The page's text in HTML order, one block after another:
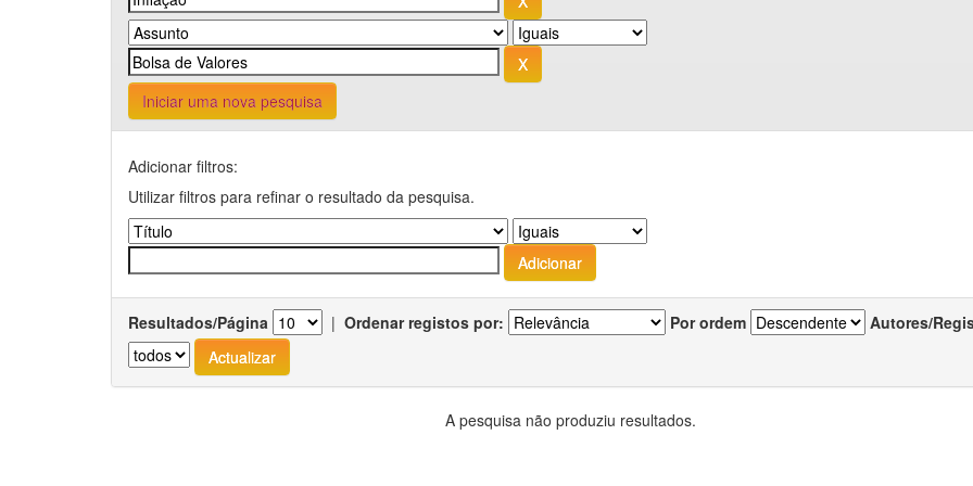
Iniciar uma nova pesquisa
Adicionar filtros:
Utilizar filtros para refinar o resultado da pesquisa.
Resultados/Página | Ordenar registos por: Por ordem Autores/
A pesquisa não produziu resultados.